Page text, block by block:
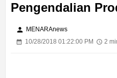
Pengendalian
person MENARAnews
10/28/2018 01:22:00 PM
2